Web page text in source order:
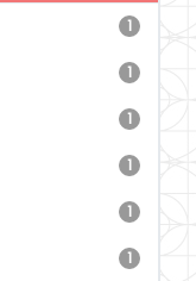
1
1
1
1
1
1